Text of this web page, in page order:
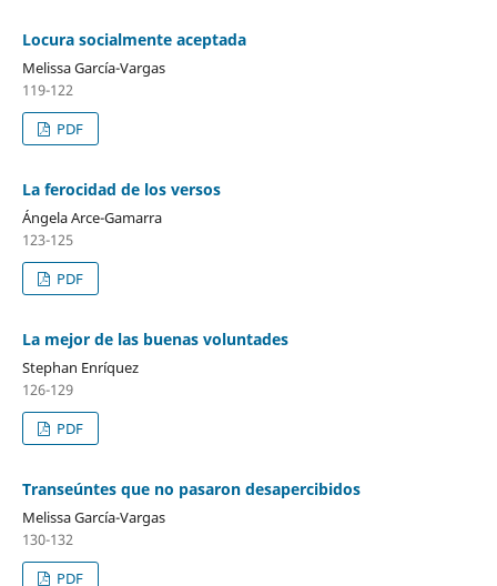
Locura socialmente aceptada
Melissa García-Vargas
119-122
PDF
La ferocidad de los versos
Ángela Arce-Gamarra
123-125
PDF
La mejor de las buenas voluntades
Stephan Enríquez
126-129
PDF
Transeúntes que no pasaron desapercibidos
Melissa García-Vargas
130-132
PDF